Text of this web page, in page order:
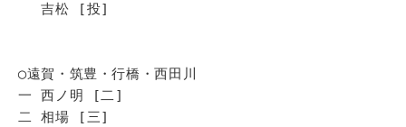
吉松 [投]
◯遠賀・筑豊・行橋・西田川
一 西ノ明 [二]
二 相場 [三]